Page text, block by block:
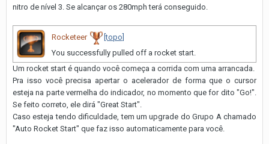
nitro de nível 3. Se alcançar os 280mph terá conseguido.
Rocketeer
[topo]
You successfully pulled off a rocket start.
Um rocket start é quando você começa a corrida com uma arrancada.
Pra isso você precisa apertar o acelerador de forma que o cursor
esteja na parte vermelha do indicador, no momento que for dito "Go!".
Se feito correto, ele dirá "Great Start".
Caso esteja tendo dificuldade, tem um upgrade do Grupo A chamado
"Auto Rocket Start" que faz isso automaticamente para você.